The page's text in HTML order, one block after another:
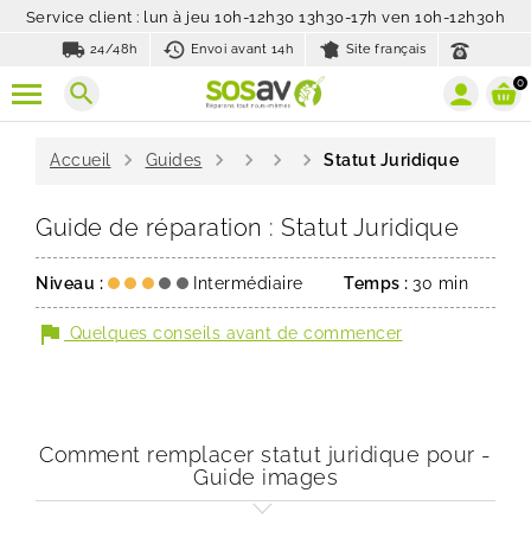
Service client : lun à jeu 10h-12h30 13h30-17h ven 10h-12h30h
local_shipping 24/48h history_toggle_off
Envoi avant 14h Site français
search 0
Accueil chevron_right Guides chevron_right chevron_right chevron_right chevron_right Statut Juridique
Guide de réparation : Statut Juridique
Niveau : Intermédiaire Temps : 30 min
flag Quelques conseils avant de commencer
Comment remplacer statut juridique pour -
Guide images